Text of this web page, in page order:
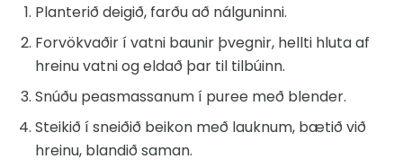
Planterið deigið, farðu að nálguninni.
Forvökvaðir í vatni baunir þvegnir, hellti hluta af
hreinu vatni og eldað þar til tilbúinn.
Snúðu peasmassanum í puree með blender.
Steikið í sneiðið beikon með lauknum, bætið við
hreinu, blandið saman.